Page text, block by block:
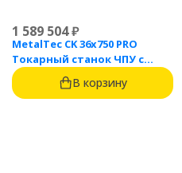
1 589 504₽
MetalTec CK 36x750 PRO
Токарный станок ЧПУ с
горизонтальной станиной
В корзину